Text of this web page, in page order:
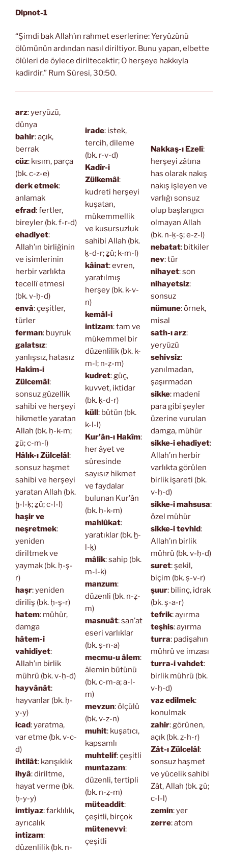
Dipnot-1
“Şimdi bak Allah’ın rahmet eserlerine: Yeryüzünü
ölümünün ardından nasıl diriltiyor. Bunu yapan, elbette
ölüleri de öylece diriltecektir; O herşeye hakkıyla
kadirdir.” Rum Sûresi, 30:50.
arz: yeryüzü,
dünya
bahir: açık,
berrak
cüz: kısım, parça
(bk. c-z-e)
derk etmek:
anlamak
efrad: fertler,
bireyler (bk. f-r-d)
ehadiyet:
Allah’ın birliğinin
ve isimlerinin
herbir varlıkta
tecellî etmesi
(bk. v-ḥ-d)
envâ: çeşitler,
türler
ferman: buyruk
galatsız:
yanlışsız, hatasız
Hakîm-i
Zülcemâl:
sonsuz güzellik
sahibi ve herşeyi
hikmetle yaratan
Allah (bk. ḥ-k-m;
ẕü; c-m-l)
Hâlık-ı Zülcelâl:
sonsuz haşmet
sahibi ve herşeyi
yaratan Allah (bk.
ḫ-l-ḳ; ẕü; c-l-l)
haşir ve
neşretmek:
yeniden
diriltmek ve
yaymak (bk. ḥ-ş-
r)
haşr: yeniden
diriliş (bk. ḥ-ş-r)
hatem: mühür,
damga
hâtem-i
vahidiyet:
Allah’ın birlik
mührü (bk. v-ḥ-d)
hayvânât:
hayvanlar (bk. ḥ-
y-y)
icad: yaratma,
var etme (bk. v-c-
d)
ihtilât: karışıklık
ihyâ: diriltme,
hayat verme (bk.
ḥ-y-y)
imtiyaz: farklılık,
ayrıcalık
intizam:
düzenlilik (bk. n-
irade: istek,
tercih, dileme
(bk. r-v-d)
Kadîr-i
Zülkemâl:
kudreti herşeyi
kuşatan,
mükemmellik
ve kusursuzluk
sahibi Allah (bk.
ḳ-d-r; ẕü; k-m-l)
kâinat: evren,
yaratılmış
herşey (bk. k-v-
n)
kemâl-i
intizam: tam ve
mükemmel bir
düzenlilik (bk. k-
m-l; n-ẓ-m)
kudret: güç,
kuvvet, iktidar
(bk. ḳ-d-r)
küll: bütün (bk.
k-l-l)
Kur’ân-ı Hakîm:
her âyet ve
sûresinde
sayısız hikmet
ve faydalar
bulunan Kur’ân
(bk. ḥ-k-m)
mahlûkat:
yaratıklar (bk. ḫ-
l-ḳ)
mâlik: sahip (bk.
m-l-k)
manzum:
düzenli (bk. n-ẓ-
m)
masnuât: san’at
eseri varlıklar
(bk. ṣ-n-a)
mecmu-u âlem:
âlemin bütünü
(bk. c-m-a; a-l-
m)
mevzun: ölçülü
(bk. v-z-n)
muhit: kuşatıcı,
kapsamlı
muhtelif: çeşitli
muntazam:
düzenli, tertipli
(bk. n-ẓ-m)
müteaddit:
çeşitli, birçok
mütenevvi:
çeşitli
Nakkaş-ı Ezelî:
herşeyi zâtına
has olarak nakış
nakış işleyen ve
varlığı sonsuz
olup başlangıcı
olmayan Allah
(bk. n-ḳ-ş; e-z-l)
nebatat: bitkiler
nev: tür
nihayet: son
nihayetsiz:
sonsuz
nümune: örnek,
misal
sath-ı arz:
yeryüzü
sehivsiz:
yanılmadan,
şaşırmadan
sikke: madenî
para gibi şeyler
üzerine vurulan
damga, mühür
sikke-i ehadiyet:
Allah’ın herbir
varlıkta görülen
birlik işareti (bk.
v-ḥ-d)
sikke-i mahsusa:
özel mühür
sikke-i tevhid:
Allah’ın birlik
mührü (bk. v-ḥ-d)
suret: şekil,
biçim (bk. ṣ-v-r)
şuur: bilinç, idrak
(bk. ş-a-r)
tefrik: ayırma
teşhis: ayırma
turra: padişahın
mührü ve imzası
turra-i vahdet:
birlik mührü (bk.
v-ḥ-d)
vaz edilmek:
konulmak
zahir: görünen,
açık (bk. ẓ-h-r)
Zât-ı Zülcelâl:
sonsuz haşmet
ve yücelik sahibi
Zât, Allah (bk. ẕû;
c-l-l)
zemin: yer
zerre: atom